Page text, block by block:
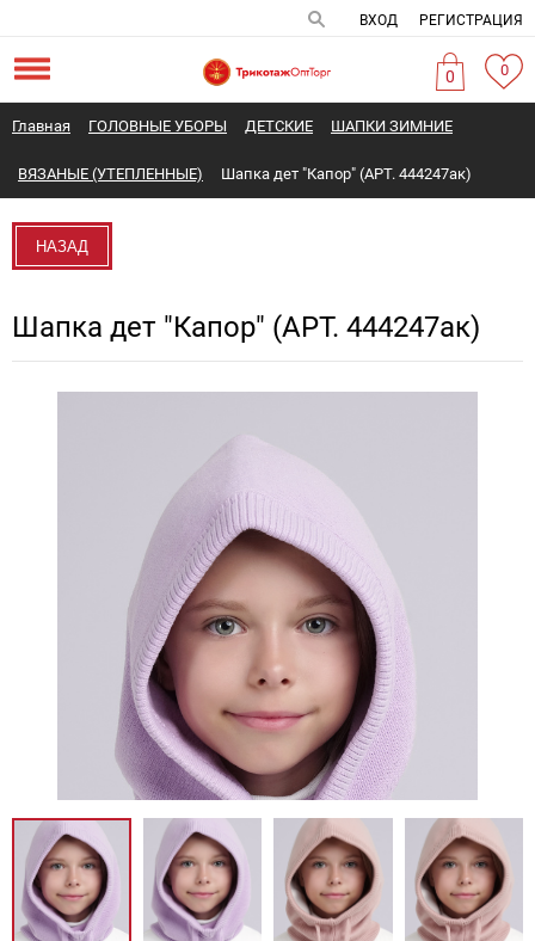
ВХОД РЕГИСТРАЦИЯ
0 0
Главная ГОЛОВНЫЕ УБОРЫ ДЕТСКИЕ ШАПКИ ЗИМНИЕ
ВЯЗАНЫЕ (УТЕПЛЕННЫЕ) Шапка дет "Капор" (АРТ. 444247ак)
НАЗАД
Шапка дет "Капор" (АРТ. 444247ак)